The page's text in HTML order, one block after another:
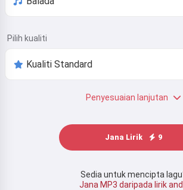
Pilih kualiti
Penyesuaian lanjutan
Jana Lirik 9
Sedia untuk mencipta
Jana MP3 daripada lirik